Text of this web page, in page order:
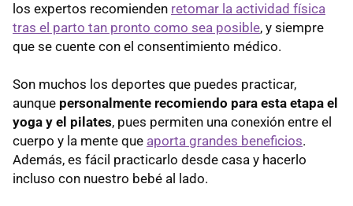
los expertos recomienden retomar la actividad física
tras el parto tan pronto como sea posible, y siempre
que se cuente con el consentimiento médico.
Son muchos los deportes que puedes practicar,
aunque personalmente recomiendo para esta etapa el
yoga y el pilates, pues permiten una conexión entre el
cuerpo y la mente que aporta grandes beneficios.
Además, es fácil practicarlo desde casa y hacerlo
incluso con nuestro bebé al lado.